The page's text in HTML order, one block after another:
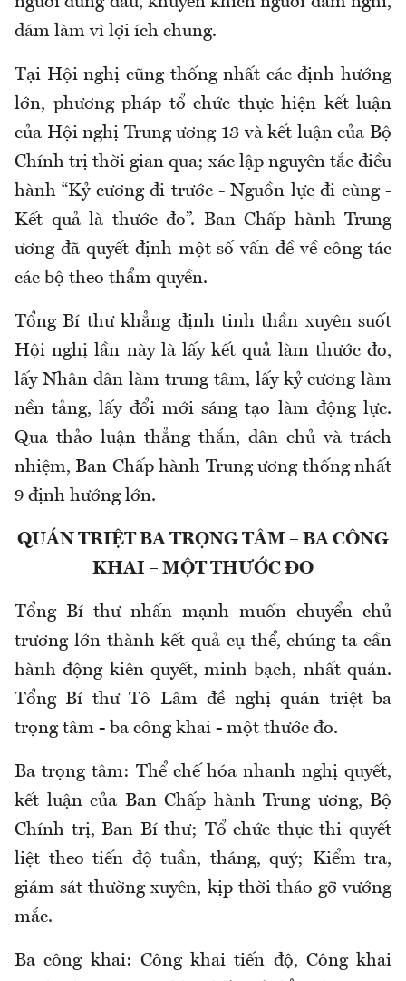
dám làm vì lợi ích chung.
Tại Hội nghị cũng thống nhất các định hướng
lớn, phương pháp tổ chức thực hiện kết luận
của Hội nghị Trung ương 13 và kết luận của Bộ
Chính trị thời gian qua; xác lập nguyên tắc điều
hành “Kỷ cương đi trước - Nguồn lực đi cùng -
Kết quả là thước đo”. Ban Chấp hành Trung
ương đã quyết định một số vấn đề về công tác
các bộ theo thẩm quyền.
Tổng Bí thư khẳng định tinh thần xuyên suốt
Hội nghị lần này là lấy kết quả làm thước đo,
lấy Nhân dân làm trung tâm, lấy kỷ cương làm
nền tảng, lấy đổi mới sáng tạo làm động lực.
Qua thảo luận thẳng thắn, dân chủ và trách
nhiệm, Ban Chấp hành Trung ương thống nhất
9 định hướng lớn.
QUÁN TRIỆT BA TRỌNG TÂM – BA CÔNG
KHAI – MỘT THƯỚC ĐO
Tổng Bí thư nhấn mạnh muốn chuyển chủ
trương lớn thành kết quả cụ thể, chúng ta cần
hành động kiên quyết, minh bạch, nhất quán.
Tổng Bí thư Tô Lâm đề nghị quán triệt ba
trọng tâm - ba công khai - một thước đo.
Ba trọng tâm: Thể chế hóa nhanh nghị quyết,
kết luận của Ban Chấp hành Trung ương, Bộ
Chính trị, Ban Bí thư; Tổ chức thực thi quyết
liệt theo tiến độ tuần, tháng, quý; Kiểm tra,
giám sát thường xuyên, kịp thời tháo gỡ vướng
mắc.
Ba công khai: Công khai tiến độ, Công khai